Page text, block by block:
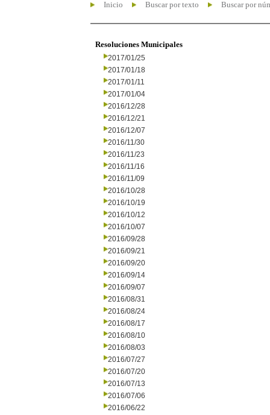
Inicio Buscar por texto Buscar por
Resoluciones Municipales
2017/01/25
2017/01/18
2017/01/11
2017/01/04
2016/12/28
2016/12/21
2016/12/07
2016/11/30
2016/11/23
2016/11/16
2016/11/09
2016/10/28
2016/10/19
2016/10/12
2016/10/07
2016/09/28
2016/09/21
2016/09/20
2016/09/14
2016/09/07
2016/08/31
2016/08/24
2016/08/17
2016/08/10
2016/08/03
2016/07/27
2016/07/20
2016/07/13
2016/07/06
2016/06/22